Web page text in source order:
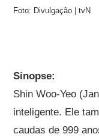
Foto: Divulgação | tvN
Sinopse:
Shin Woo-Yeo
inteligente. Ele
caudas de 999